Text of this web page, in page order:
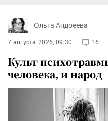
Ольга Андреева
7 августа 2026, 09:30 16
Культ
человека, и народ